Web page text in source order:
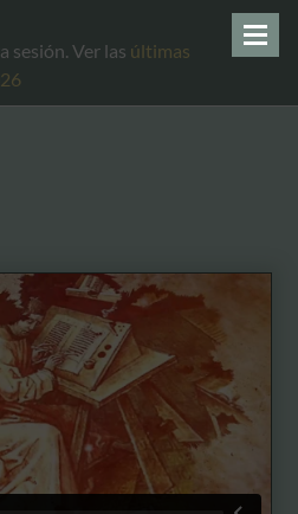
sesión. Ver las últimas